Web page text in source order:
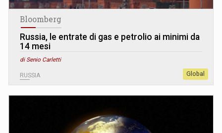
Bloomberg
Russia, le entrate di gas e petrolio ai minimi da
14 mesi
di Senio Carletti
RUSSIA Global